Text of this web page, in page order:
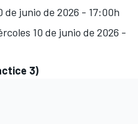
de junio de 2026 - 17:00h
10 de junio de 2026 -
3)